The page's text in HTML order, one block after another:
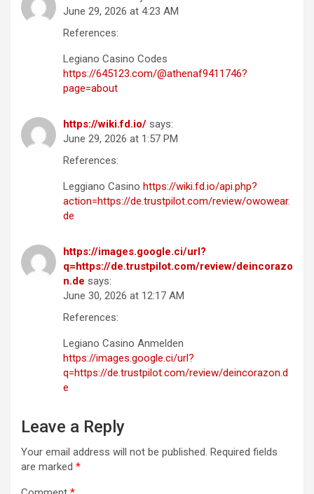
June 29, 2026 at 4:23 AM
References:
Legiano Casino Codes
https://645123.com/@athenaf9411746?
page=about
https://wiki.fd.io/ says:
June 29, 2026 at 1:57 PM
References:
Leggiano Casino https://wiki.fd.io/api.php?
action=https://de.trustpilot.com/review/owowear.
de
https://images.google.ci/url?
q=https://de.trustpilot.com/review/deincorazo
n.de says:
June 30, 2026 at 12:17 AM
References:
Legiano Casino Anmelden
https://images.google.ci/url?
q=https://de.trustpilot.com/review/deincorazon.d
e
Leave a Reply
Your email address will not be published. Required fields
are marked *